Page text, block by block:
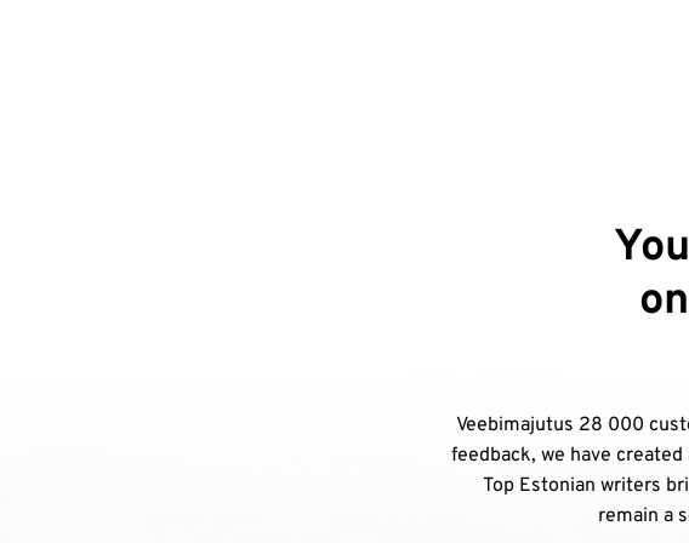
Veebimajutus 28 000
feedback, we have
Top Estonian writers
remain a